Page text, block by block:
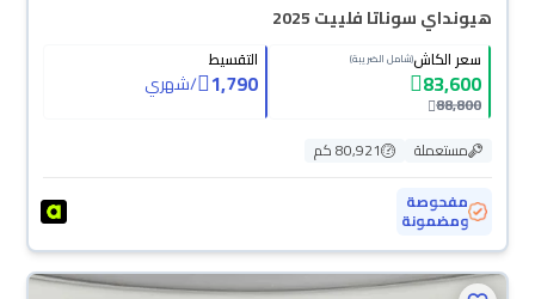
هيونداي سوناتا فلييت 2025
سعر الكاش(شامل الضريبة)
83,600
88,800
التقسيط
1,790
/شهري
مستعملة
80,921 كم
مفحوصة
ومضمونة